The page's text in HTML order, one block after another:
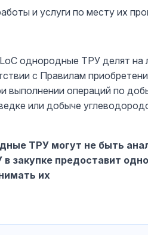
и услуги по месту их
однородные ТРУ делят на
с Правилам
выполнении операций по
или добыче
ТРУ могут не быть
закупке предоставит
их